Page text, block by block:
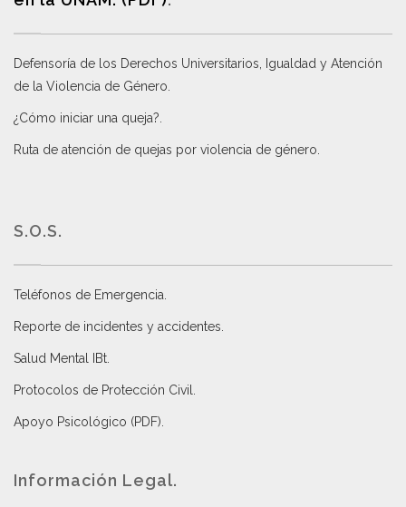
Defensoría de los Derechos Universitarios, Igualdad y Atención
de la Violencia de Género
¿Cómo iniciar una queja?
Ruta de atención de quejas por violencia de género
S.O.S.
Teléfonos de Emergencia.
Reporte de incidentes y accidentes
Salud Mental IBt
Protocolos de Protección Civil
Apoyo Psicológico (PDF)
Información Legal.